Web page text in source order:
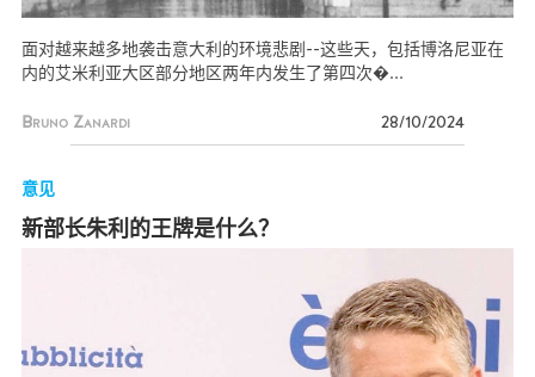
面对越来越多地袭击意大利的环境悲剧--这些天，包括博洛尼亚在
内的艾米利亚大区部分地区两年内发生了第四次�...
Bruno Zanardi 28/10/2024
意见
新部长朱利的王牌是什么？